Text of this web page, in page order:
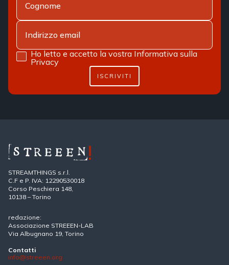
Ho letto e accetto la vostra Informativa sulla
Privacy
ISCRIVITI
STREAMTHINGS s.r.l.
C.F e P. IVA: 12290530018
Corso Peschiera 148,
10138 – Torino
redazione:
Associazione STREEEN-LAB
Via Albugnano 19, Torino
Contatti
info@streeen.org